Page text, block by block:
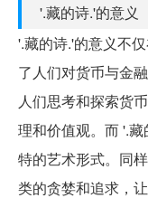
'.藏的诗.'的意义
'.藏的诗.'的意义不
了人们对货币与金
人们思考和探索货
理和价值观。而 '.
特的艺术形式。同
类的贪婪和追求，